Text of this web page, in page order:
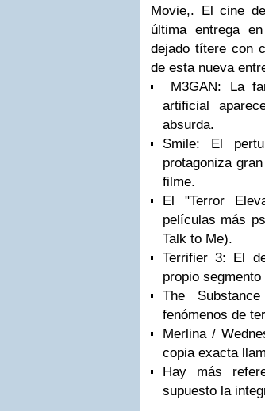
Movie,. El cine
última entrega
dejado títere con
de esta nueva
M3GAN: La
artificial
absurda.
Smile: El
protagoniza
filme.
El "Terror
películas más
Talk to Me).
Terrifier 3: El
propio
The
fenómenos de
Merlina /
copia exacta
Hay más
supuesto la